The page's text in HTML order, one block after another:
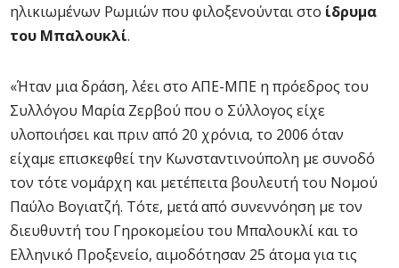
ηλικιωμένων Ρωμιών που φιλοξενούνται στο ίδρυμα
του Μπαλουκλί.
«Ήταν μια δράση, λέει στο ΑΠΕ-ΜΠΕ η πρόεδρος του
Συλλόγου Μαρία Ζερβού που ο Σύλλογος είχε
υλοποιήσει και πριν από 20 χρόνια, το 2006 όταν
είχαμε επισκεφθεί την Κωνσταντινούπολη με συνοδό
τον τότε νομάρχη και μετέπειτα βουλευτή του Νομού
Παύλο Βογιατζή. Τότε, μετά από συνεννόηση με τον
διευθυντή του Γηροκομείου του Μπαλουκλί και το
Ελληνικό Προξενείο, αιμοδότησαν 25 άτομα για τις